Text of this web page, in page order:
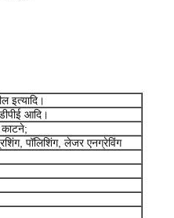
इत्यादि।
आदि।
काटने;
पॉलिशिंग, लेजर एनग्रेविंग